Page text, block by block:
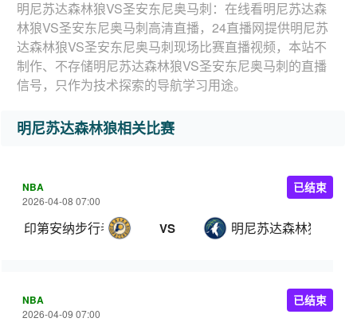
明尼苏达森林狼VS圣安东尼奥马刺：在线看明尼苏达森
林狼VS圣安东尼奥马刺高清直播，24直播网提供明尼苏
达森林狼VS圣安东尼奥马刺现场比赛直播视频，本站不
制作、不存储明尼苏达森林狼VS圣安东尼奥马刺的直播
信号，只作为技术探索的导航学习用途。
明尼苏达森林狼相关比赛
NBA
2026-04-08 07:00
印第安纳步行者 VS 明尼苏达森林狼
已结束
NBA
2026-04-09 07:00
已结束